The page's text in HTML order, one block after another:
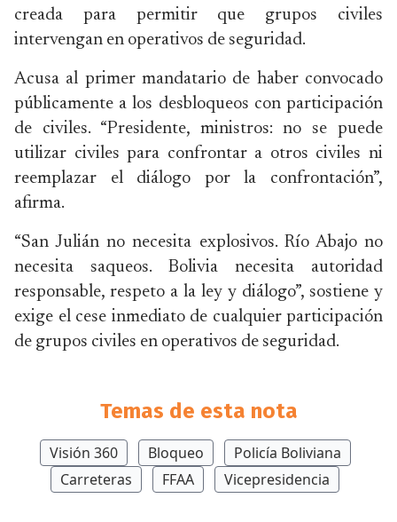
creada para permitir que grupos civiles
intervengan en operativos de seguridad.
Acusa al primer mandatario de haber convocado
públicamente a los desbloqueos con participación
de civiles. “Presidente, ministros: no se puede
utilizar civiles para confrontar a otros civiles ni
reemplazar el diálogo por la confrontación”,
afirma.
“San Julián no necesita explosivos. Río Abajo no
necesita saqueos. Bolivia necesita autoridad
responsable, respeto a la ley y diálogo”, sostiene y
exige el cese inmediato de cualquier participación
de grupos civiles en operativos de seguridad.
Temas de esta nota
Visión 360 Bloqueo
Policía Boliviana
Carreteras
FFAA Vicepresidencia